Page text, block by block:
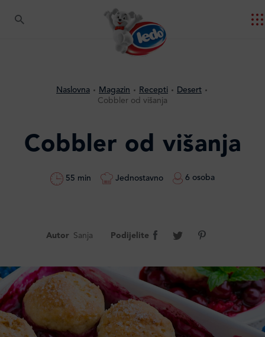
Naslovna Magazin Recepti
Desert
Cobbler od višanja
Cobbler od višanja
55 min Jednostavno 6 osoba
Autor Sanja Podijelite